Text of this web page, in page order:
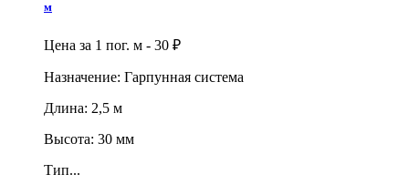
м
Цена за 1 пог. м - 30 ₽
Назначение: Гарпунная система
Длина: 2,5 м
Высота: 30 мм
Тип...